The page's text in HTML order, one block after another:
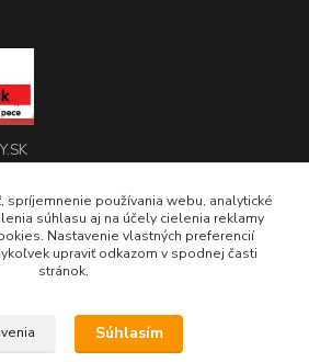
spríjemnenie používania webu, analytické
súhlasu aj na účely cielenia reklamy
Nastavenie vlastných preferencií
upraviť odkazom v spodnej časti
stránok.
Súhlasím